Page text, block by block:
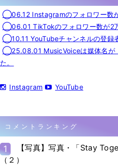
◯06.12 Instagramのフォロワー数が
◯06.01 TikTokのフォロワー数が2万
◯10.11 YouTubeチャンネルの登録
◯25.08.01 MusicVoiceは媒体名が
た。
Instagram YouTube
コメントランキング
1
【写真】写真・「Stay
（２）